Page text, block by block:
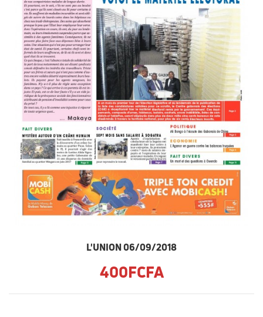
L'UNION 06/09/2018
400FCFA